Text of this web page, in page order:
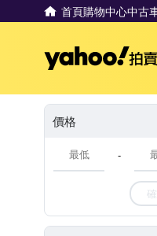
首頁購物中心中古
價格
-